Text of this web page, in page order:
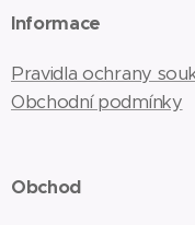
Informace
Pravidla ochrany
Obchodní podmínky
Obchod